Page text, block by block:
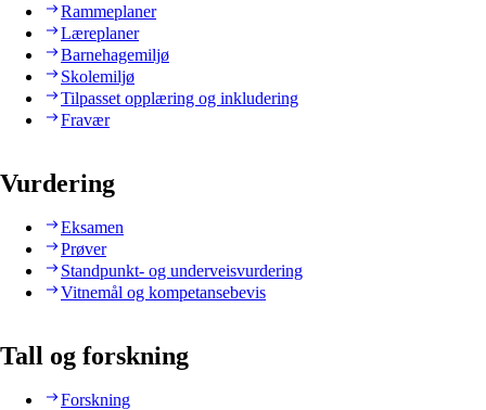
Rammeplaner
Læreplaner
Barnehagemiljø
Skolemiljø
Tilpasset opplæring og inkludering
Fravær
Vurdering
Eksamen
Prøver
Standpunkt- og underveisvurdering
Vitnemål og kompetansebevis
Tall og forskning
Forskning